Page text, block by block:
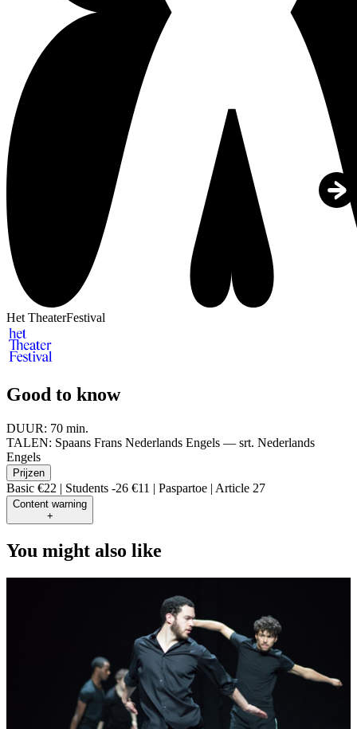
Het TheaterFestival
Good to know
DUUR: 70 min.
TALEN: Spaans Frans Nederlands Engels — srt. Nederlands
Engels
Prijzen
Basic €22 | Students -26 €11 | Paspartoe | Article 27
Content warning
+
You might also like